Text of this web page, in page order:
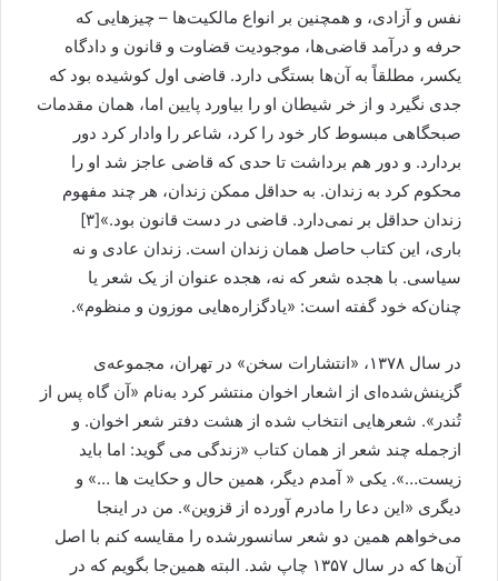
نفس و آزادی، و همچنين بر انواع مالکيت‌ها – چيزهايی که
حرفه و درآمد قاضی‌ها، موجوديت قضاوت و قانون و دادگاه
يکسر، مطلقاً به آن‌ها بستگی دارد. قاضی اول کوشيده بود که
جدی نگيرد و از خر شيطان او را بياورد پايين اما، همان مقدمات
صبحگاهی مبسوط کار خود را کرد، شاعر را وادار کرد دور
بردارد. و دور هم برداشت تا حدی که قاضی عاجز شد او را
محکوم کرد به زندان. به حداقل ممکن زندان، هر چند مفهوم
زندان حداقل بر نمی‌دارد. قاضی در دست قانون بود.»[۳]
باری، اين کتاب حاصل همان زندان است. زندان عادی و نه
سياسی. با هجده شعر که نه، هجده عنوان از يک شعر يا
چنان‌که خود گفته است: «يادگزاره‌هايی موزون و منظوم».
در سال ۱۳۷۸، «انتشارات سخن» در تهران، مجموعه‌ی
گزينش‌شده‌ای از اشعار اخوان منتشر کرد به‌نام «‌آن گاه پس از
تُندر». شعرهايی انتخاب شده از هشت دفتر شعر اخوان. و
ازجمله چند شعر از همان کتاب «زندگی می گويد: اما بايد
زيست…». يکی « آمدم ديگر، همين حال و حکايت ها …» و
ديگری «اين دعا را مادرم آورده از قزوين». من در اينجا
می‌خواهم همين دو شعر سانسورشده را مقايسه کنم با اصل
آن‌ها که در سال ۱۳۵۷ چاپ شد. البته همين‌جا بگويم که در